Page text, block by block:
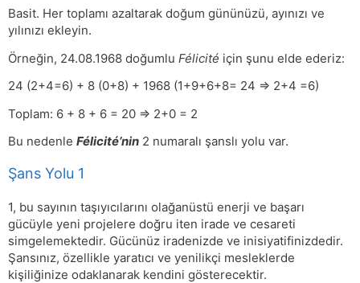
Basit. Her toplamı azaltarak doğum gününüzü, ayınızı ve
yılınızı ekleyin.
Örneğin, 24.08.1968 doğumlu Félicité için şunu elde ederiz:
24 (2+4=6) + 8 (0+8) + 1968 (1+9+6+8= 24 => 2+4 =6)
Toplam: 6 + 8 + 6 = 20 => 2+0 = 2
Bu nedenle Félicité’nin 2 numaralı şanslı yolu var.
Şans Yolu 1
1, bu sayının taşıyıcılarını olağanüstü enerji ve başarı
gücüyle yeni projelere doğru iten irade ve cesareti
simgelemektedir. Gücünüz iradenizde ve inisiyatifinizdedir.
Şansınız, özellikle yaratıcı ve yenilikçi mesleklerde
kişiliğinize odaklanarak kendini gösterecektir.